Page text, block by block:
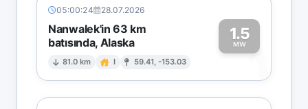
05:00:24 28.07.2026
Nanwalek'in 63 km
batısında, Alaska
81.0 km I 59.41, -153.03
1.5
MW1